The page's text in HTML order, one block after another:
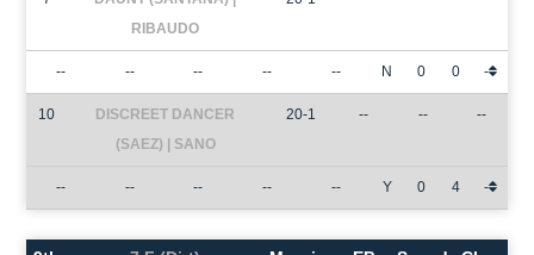
RIBAUDO
-- -- -- -- -- N 0 0 -
10
DISCREET DANCER
(SAEZ) | SANO
20-1 -- -- --
-- -- -- -- -- Y 0 4 -